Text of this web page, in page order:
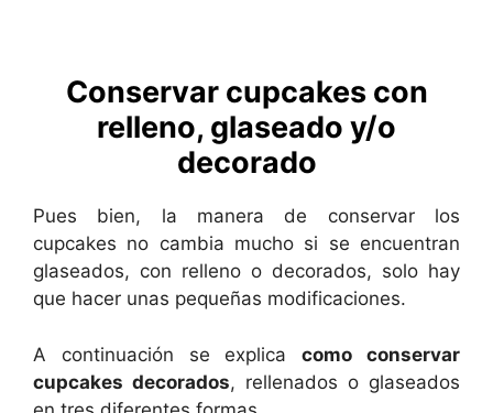
Conservar cupcakes con
relleno, glaseado y/o
decorado
Pues bien, la manera de conservar los
cupcakes no cambia mucho si se encuentran
glaseados, con relleno o decorados, solo hay
que hacer unas pequeñas modificaciones.
A continuación se explicacomo conservar
cupcakes decorados, rellenados o glaseados